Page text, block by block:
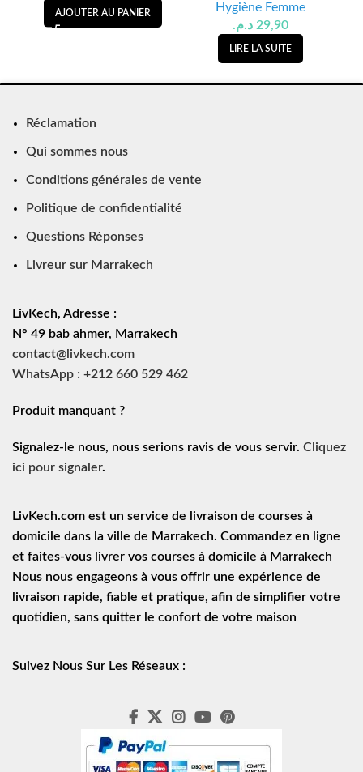
AJOUTER AU PANIER
Hygiène Femme
29,90 د.م.
LIRE LA SUITE
Réclamation
Qui sommes nous
Conditions générales de vente
Politique de confidentialité
Questions Réponses
Livreur sur Marrakech
LivKech, Adresse :
N° 49 bab ahmer, Marrakech
contact@livkech.com
WhatsApp : +212 660 529 462
Produit manquant ?
Signalez-le nous, nous serions ravis de vous servir. Cliquez
ici pour signaler.
LivKech.com est un service de
livraison de courses à
domicile dans la ville de Marrakech. Commandez en ligne
et faites-vous livrer vos courses à domicile à Marrakech
Nous nous engageons à vous offrir une expérience de
livraison rapide, fiable et pratique, afin de simplifier votre
quotidien, sans quitter le confort de votre maison
Suivez Nous Sur Les Réseaux :